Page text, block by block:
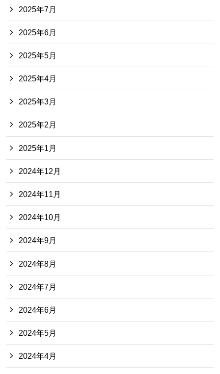
2025年7月
2025年6月
2025年5月
2025年4月
2025年3月
2025年2月
2025年1月
2024年12月
2024年11月
2024年10月
2024年9月
2024年8月
2024年7月
2024年6月
2024年5月
2024年4月